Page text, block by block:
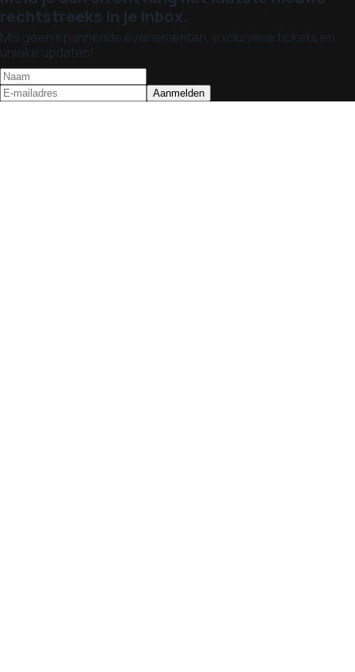
rechtstreeks in je inbox.
Mis geen spannende evenementen, exclusieve tickets en
unieke updates!